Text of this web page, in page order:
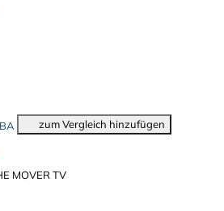
zum Vergleich hinzufügen
MOVER TV